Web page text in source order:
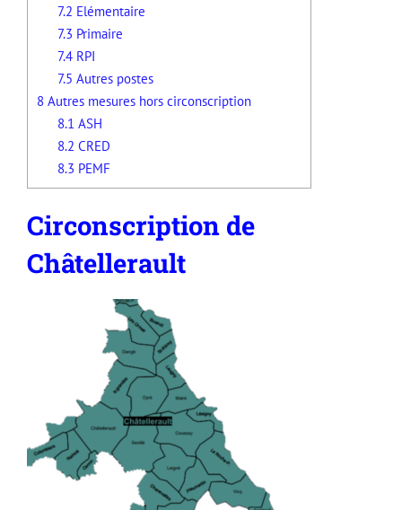
7.2 Elémentaire
7.3 Primaire
7.4RPI
7.5 Autres postes
8 Autres mesures hors circonscription
8.1 ASH
8.2 CRED
8.3 PEMF
Circonscription de
Châtellerault